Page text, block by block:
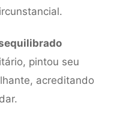
pintou seu
acreditando